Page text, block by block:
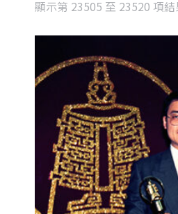
顯示第 23505 至 23520 項